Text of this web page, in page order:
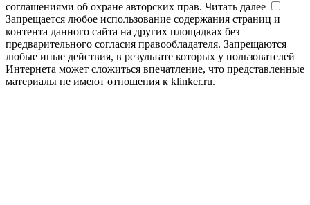
соглашениями об охране авторских прав. Читать далее
Запрещается любое использование содержания страниц и
контента данного сайта на других площадках без
предварительного согласия правообладателя. Запрещаются
любые иные действия, в результате которых у пользователей
Интернета может сложиться впечатление, что представленные
материалы не имеют отношения к klinker.ru.